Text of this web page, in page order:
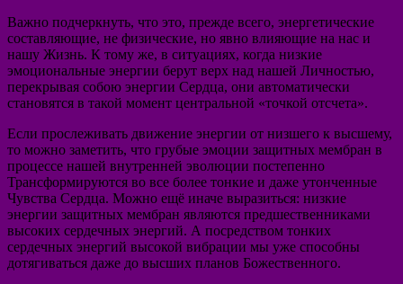
Важно подчеркнуть, что это, прежде всего, энергетические
составляющие, не физические, но явно влияющие на нас и
нашу Жизнь. К тому же, в ситуациях, когда низкие
эмоциональные энергии берут верх над нашей Личностью,
перекрывая собою энергии Сердца, они автоматически
становятся в такой момент центральной «точкой отсчета».
Если прослеживать движение энергии от низшего к высшему,
то можно заметить, что грубые эмоции защитных мембран в
процессе нашей внутренней эволюции постепенно
Трансформируются во все более тонкие и даже утонченные
Чувства Сердца. Можно ещё иначе выразиться: низкие
энергии защитных мембран являются предшественниками
высоких сердечных энергий. А посредством тонких
сердечных энергий высокой вибрации мы уже способны
дотягиваться даже до высших планов Божественного.